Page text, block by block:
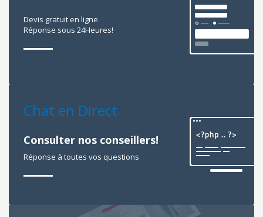
Devis gratuit en ligne
Réponse sous 24Heures!
Chat en Direct
Consulter nos conseillers!
Réponse à toutes vos questions